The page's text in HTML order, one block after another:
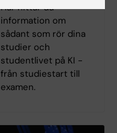
Här hittar du
information om
sådant som rör dina
studier och
studentlivet på KI -
från studiestart till
examen.